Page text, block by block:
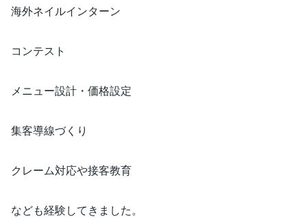
海外ネイルインターン
コンテスト
メニュー設計・価格設定
集客導線づくり
クレーム対応や接客教育
なども経験してきました。